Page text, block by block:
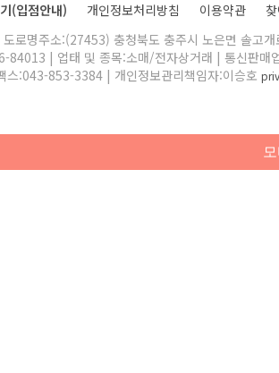
(입점안내) 개인정보처리방침 이용약관
로명주소:(27453) 충청북도 충주시 노은면 솔고
84013 | 업태 및 종목:소매/전자상거래 | 통신판매
스:043-853-3384 | 개인정보관리책임자:이승호